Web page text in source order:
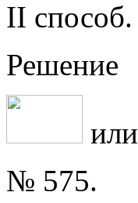
II способ.
Решение
или
№ 575.